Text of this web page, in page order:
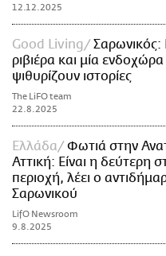
12.12.2025
Good Living
Σαρωνικός:
ριβιέρα και μία
ψιθυρίζουν ιστορίες
The LiFO team
22.8.2025
Ελλάδα
Φωτιά στην
Αττική: Είναι η δεύτερη
περιοχή, λέει ο
Σαρωνικού
LifO Newsroom
9.8.2025